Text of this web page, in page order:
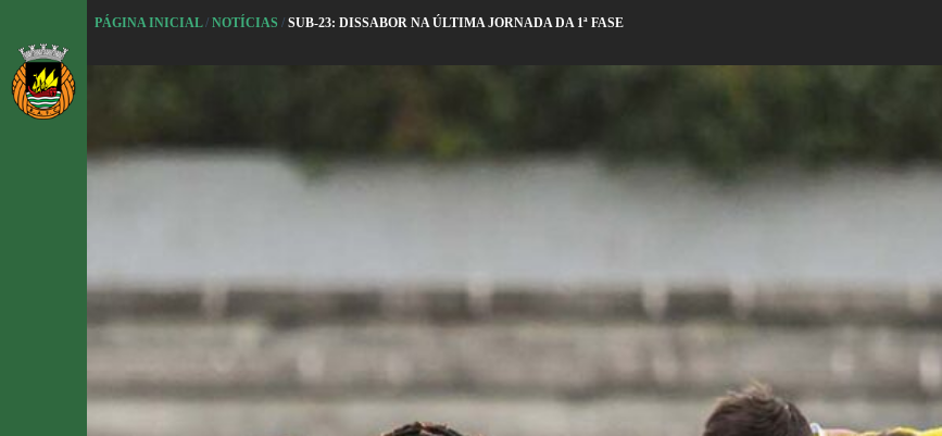
l
a
r
p
PÁGINA INICIAL/NOTÍCIAS /SUB-23: DISSABOR NA ÚLTIMA JORNADA DA 1ª FASE